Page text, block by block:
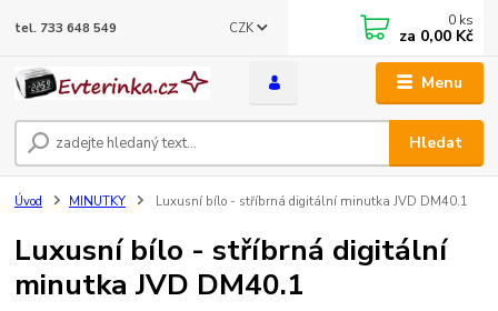
Menu
CZK
Hledat
tel. 733 648 549 0 ks
za 0,00 Kč
Úvod MINUTKY Luxusní bílo - stříbrná digitální minutka JVD DM40.1
Luxusní bílo - stříbrná digitální
minutka JVD DM40.1